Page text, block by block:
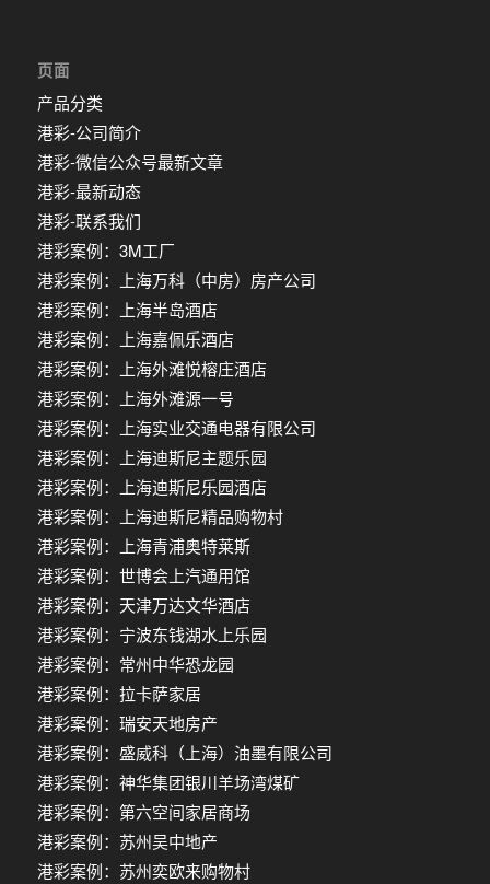
页面
产品分类
港彩-公司简介
港彩-微信公众号最新文章
港彩-最新动态
港彩-联系我们
港彩案例：3M工厂
港彩案例：上海万科（中房）房产公司
港彩案例：上海半岛酒店
港彩案例：上海嘉佩乐酒店
港彩案例：上海外滩悦榕庄酒店
港彩案例：上海外滩源一号
港彩案例：上海实业交通电器有限公司
港彩案例：上海迪斯尼主题乐园
港彩案例：上海迪斯尼乐园酒店
港彩案例：上海迪斯尼精品购物村
港彩案例：上海青浦奥特莱斯
港彩案例：世博会上汽通用馆
港彩案例：天津万达文华酒店
港彩案例：宁波东钱湖水上乐园
港彩案例：常州中华恐龙园
港彩案例：拉卡萨家居
港彩案例：瑞安天地房产
港彩案例：盛威科（上海）油墨有限公司
港彩案例：神华集团银川羊场湾煤矿
港彩案例：第六空间家居商场
港彩案例：苏州吴中地产
港彩案例：苏州奕欧来购物村